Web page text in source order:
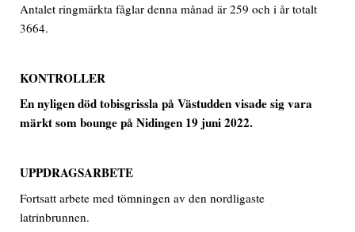
Antalet ringmärkta fåglar denna månad är 259 och i år totalt
3664.
KONTROLLER
En nyligen död tobisgrissla på Västudden visade sig vara
märkt som bounge på Nidingen 19 juni 2022.
UPPDRAGSARBETE
Fortsatt arbete med tömningen av den nordligaste
latrinbrunnen.